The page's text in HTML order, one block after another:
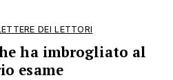
DEI LETTORI
ha imbrogliato al
esame